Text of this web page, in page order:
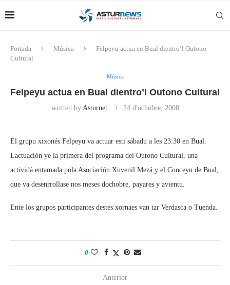
Portada Música
Felpeyu actua en Bual dientro’l Outono
Cultural
Música
Felpeyu actua en Bual dientro’l Outono Cultural
written by Asturnet 24 d'ochobre, 2008
El grupu xixonés Felpeyu va actuar esti sábadu a les 23:30 en Bual.
Lactuación ye la primera del programa del Outono Cultural, una
actividá entamada pola Asociación Xuvenil Mezá y el Conceyu de Bual,
que va desenrrollase nos meses dochobre, payares y avientu.
Ente los grupos participantes destes xornaes van tar Verdasca o Tuenda.
0
Anterior